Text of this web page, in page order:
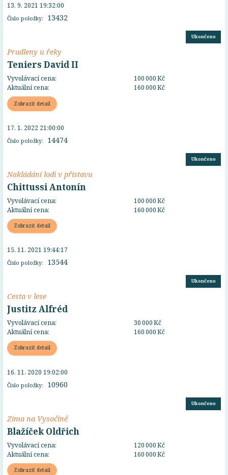
Číslo položky: 13432
13. 9. 2021 19:32:00
Ukončeno
Pradleny u řeky
Teniers David II
Vyvolávací cena:
100 000 Kč
Aktuální cena:
160 000 Kč
Zobrazit detail
Číslo položky: 14474
17. 1. 2022 21:00:00
Ukončeno
Nakládání lodi v přístavu
Chittussi Antonín
Vyvolávací cena:
100 000 Kč
Aktuální cena:
160 000 Kč
Zobrazit detail
Číslo položky: 13544
15. 11. 2021 19:44:17
Ukončeno
Cesta v lese
Justitz Alfréd
Vyvolávací cena:
30 000 Kč
Aktuální cena:
160 000 Kč
Zobrazit detail
Číslo položky: 10960
16. 11. 2020 19:02:00
Ukončeno
Zima na Vysočině
Blažíček Oldřich
Vyvolávací cena:
120 000 Kč
Aktuální cena:
160 000 Kč
Zobrazit detail